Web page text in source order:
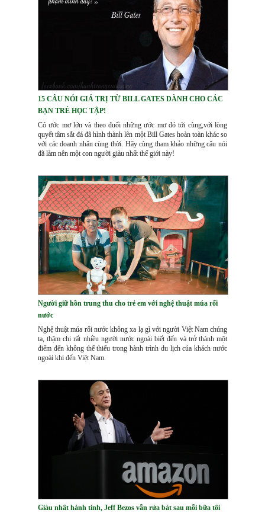
15 CÂU NÓI GIÁ TRỊ TỪ BILL GATES DÀNH CHO CÁC
BẠN TRẺ HỌC TẬP!
Có ước mơ lớn và theo đuổi những ước mơ đó tới cùng,với lòng
quyết tâm sắt đá đã hình thành lên một Bill Gates hoàn toàn khác so
với các doanh nhân cùng thời. Hãy cùng tham khảo những câu nói
đã làm nên một con người giàu nhất thế giới này!
Người giữ hồn trung thu cho trẻ em với nghệ thuật múa rối
nước
Nghệ thuật múa rối nước không xa lạ gì với người Việt Nam chúng
ta, thậm chi rất nhiều người nước ngoài biết đến và trở thành một
điểm đến không thể thiếu trong hành trình du lịch của khách nước
ngoài khi đến Việt Nam.
Giàu nhất hành tinh, Jeff Bezos vẫn rửa bát sau mỗi bữa tối